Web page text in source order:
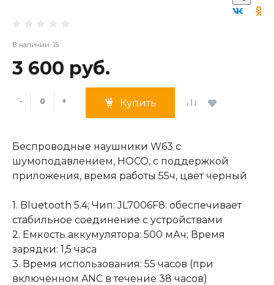
В наличии: 15
3 600 руб.
- + Купить
Беспроводные наушники W63 с
шумоподавлением, HOCO, с поддержкой
приложения, время работы 55ч, цвет черный
1. Bluetooth 5.4; Чип: JL7006F8: обеспечивает
стабильное соединение с устройствами
2. Емкость аккумулятора: 500 мАч; Время
зарядки: 1,5 часа
3. Время использования: 55 часов (при
включенном ANC в течение 38 часов)